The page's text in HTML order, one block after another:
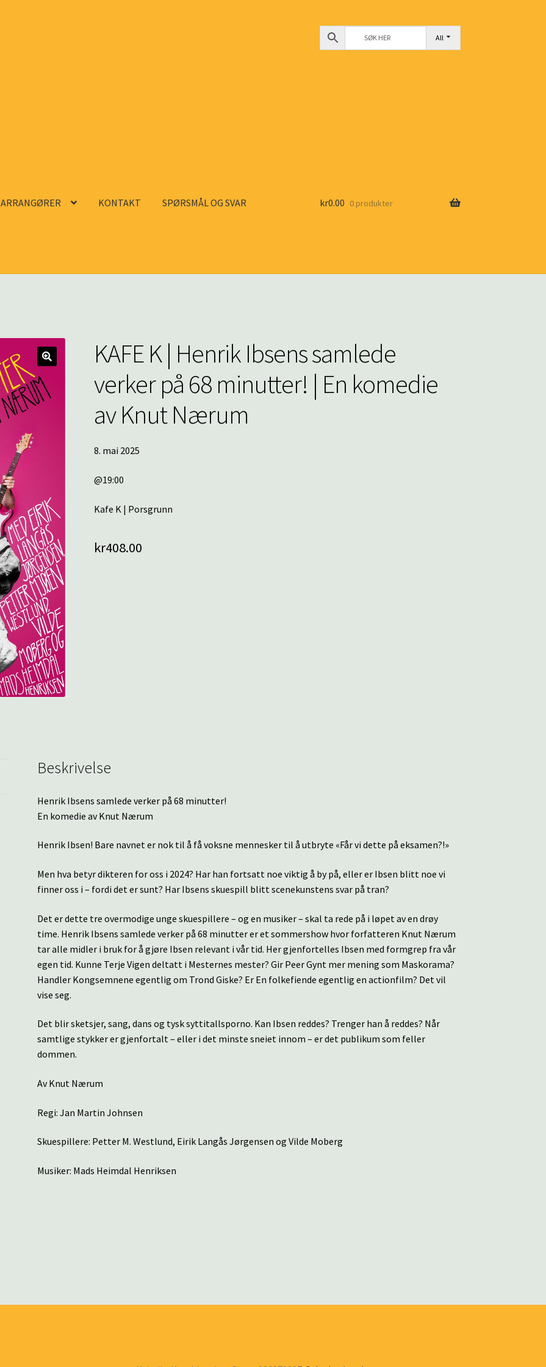
All
ARRANGØRER KONTAKT SPØRSMÅL OG SVAR kr0.00 0 produkter
KAFE K | Henrik Ibsens samlede
verker på 68 minutter! | En komedie
av Knut Nærum
8. mai 2025
@19:00
Kafe K | Porsgrunn
kr408.00
Beskrivelse
Henrik Ibsens samlede verker på 68 minutter!
En komedie av Knut Nærum
Henrik Ibsen! Bare navnet er nok til å få voksne mennesker til å utbryte «Får vi dette på eksamen?!»
Men hva betyr dikteren for oss i 2024? Har han fortsatt noe viktig å by på, eller er Ibsen blitt noe vi
finner oss i – fordi det er sunt? Har Ibsens skuespill blitt scenekunstens svar på tran?
Det er dette tre overmodige unge skuespillere – og en musiker – skal ta rede på i løpet av en drøy
time. Henrik Ibsens samlede verker på 68 minutter er et sommershow hvor forfatteren Knut Nærum
tar alle midler i bruk for å gjøre Ibsen relevant i vår tid. Her gjenfortelles Ibsen med formgrep fra vår
egen tid. Kunne Terje Vigen deltatt i Mesternes mester? Gir Peer Gynt mer mening som Maskorama?
Handler Kongsemnene egentlig om Trond Giske? Er En folkefiende egentlig en actionfilm? Det vil
vise seg.
Det blir sketsjer, sang, dans og tysk syttitallsporno. Kan Ibsen reddes? Trenger han å reddes? Når
samtlige stykker er gjenfortalt – eller i det minste sneiet innom – er det publikum som feller
dommen.
Av Knut Nærum
Regi: Jan Martin Johnsen
Skuespillere: Petter M. Westlund, Eirik Langås Jørgensen og Vilde Moberg
Musiker: Mads Heimdal Henriksen